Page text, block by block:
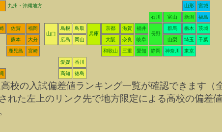
九州・沖縄地方 山形 宮城
石川 富山 新潟 福島
佐賀
福岡
山口
島根
鳥取
兵庫
京都 滋賀
福井
長野
群馬 栃木 茨城
熊本 大分 広島 岡山 大阪 奈良 岐阜 山梨 埼玉 千葉
鹿児島 宮崎 和歌山 三重 愛知 静岡 神奈川 東京
愛媛 香川
高知 徳島
の入試偏差値ランキング一覧が確認できます（
れた左上のリンク先で地方限定による高校の偏差